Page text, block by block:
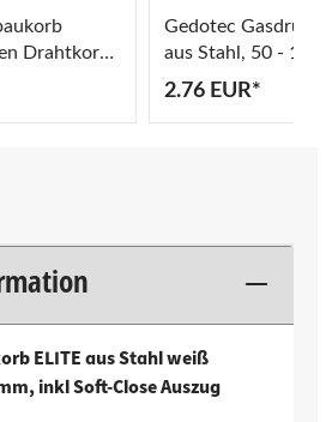
Drahtkorb
weiß
Gedotec
aus Stahl, 50 - 150
2.76 EUR*
ELITE aus Stahl weiß
inkl Soft-Close Auszug